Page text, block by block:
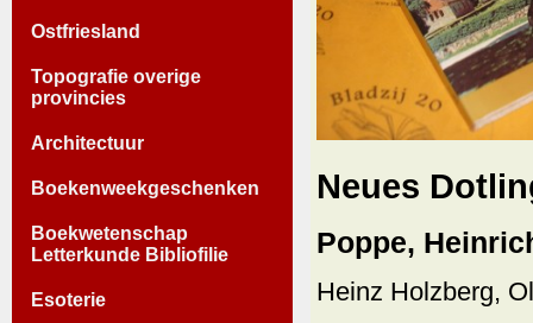
Ostfriesland
Topografie overige
provincies
Architectuur
Boekenweekgeschenken
Boekwetenschap
Letterkunde Bibliofilie
Esoterie
Neues
Poppe,
Heinz Holzberg,